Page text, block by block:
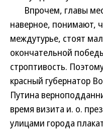
Впрочем, главы
наверное, понимают,
междутурье, стоят
окончательной
строптивость.
красный губернатор
Путина
время визита и. о.
улицами города